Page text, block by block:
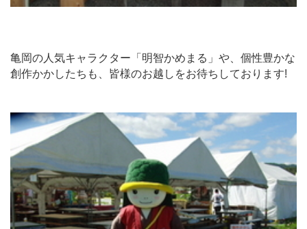
亀岡の人気キャラクター「明智かめまる」や、個性豊かな
創作かかしたちも、皆様のお越しをお待ちしております!